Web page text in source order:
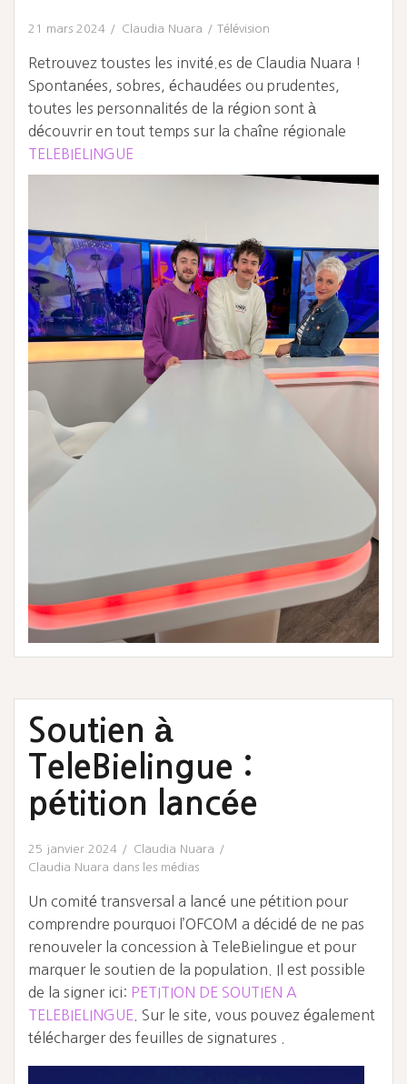
21 mars 2024 Claudia Nuara Télévision
Retrouvez toustes les invité.es de Claudia Nuara !
Spontanées, sobres, échaudées ou prudentes,
toutes les personnalités de la région sont à
découvrir en tout temps sur la chaîne régionale
TELEBIELINGUE
Soutien à
TeleBielingue :
pétition lancée
25 janvier 2024
Claudia Nuara
Claudia Nuara dans les médias
Un comité transversal a lancé une pétition pour
comprendre pourquoi l’OFCOM a décidé de ne pas
renouveler la concession à TeleBielingue et pour
marquer le soutien de la population. Il est possible
de la signer ici: PETITION DE SOUTIEN A
TELEBIELINGUE . Sur le site, vous pouvez également
télécharger des feuilles de signatures .